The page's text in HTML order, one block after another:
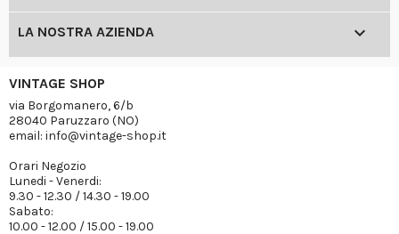
LA NOSTRA AZIENDA 
VINTAGE SHOP
via Borgomanero, 6/b
28040 Paruzzaro (NO)
email: info@vintage-shop.it
Orari Negozio
Lunedi - Venerdi:
9.30 - 12.30 / 14.30 - 19.00
Sabato:
10.00 - 12.00 / 15.00 - 19.00